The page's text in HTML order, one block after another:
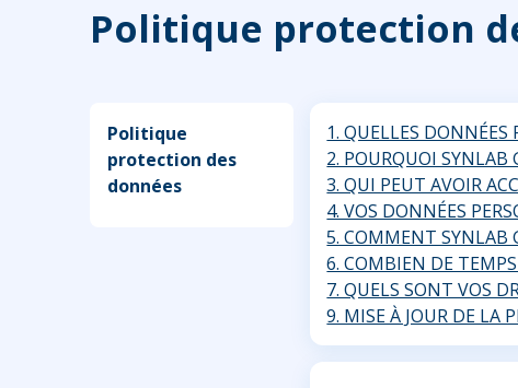
Politique protection
Politique
protection des
données
1. QUELLES DONNÉES
2. POURQUOI SYNLAB
3. QUI PEUT AVOIR
4. VOS DONNÉES
5. COMMENT SYNLAB
6. COMBIEN DE
7. QUELS SONT VOS
9. MISE À JOUR DE LA